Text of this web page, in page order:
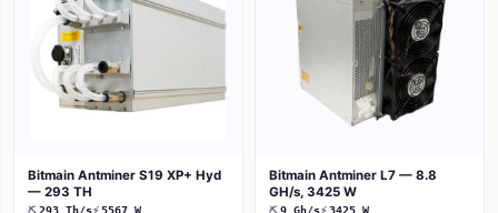
Bitmain Antminer S19 XP+ Hyd
— 293 TH
⛏293 Th/s⚡ 5567 W
Bitmain Antminer L7 — 8.8
GH/s, 3425 W
⛏9 Gh/s⚡3425 W